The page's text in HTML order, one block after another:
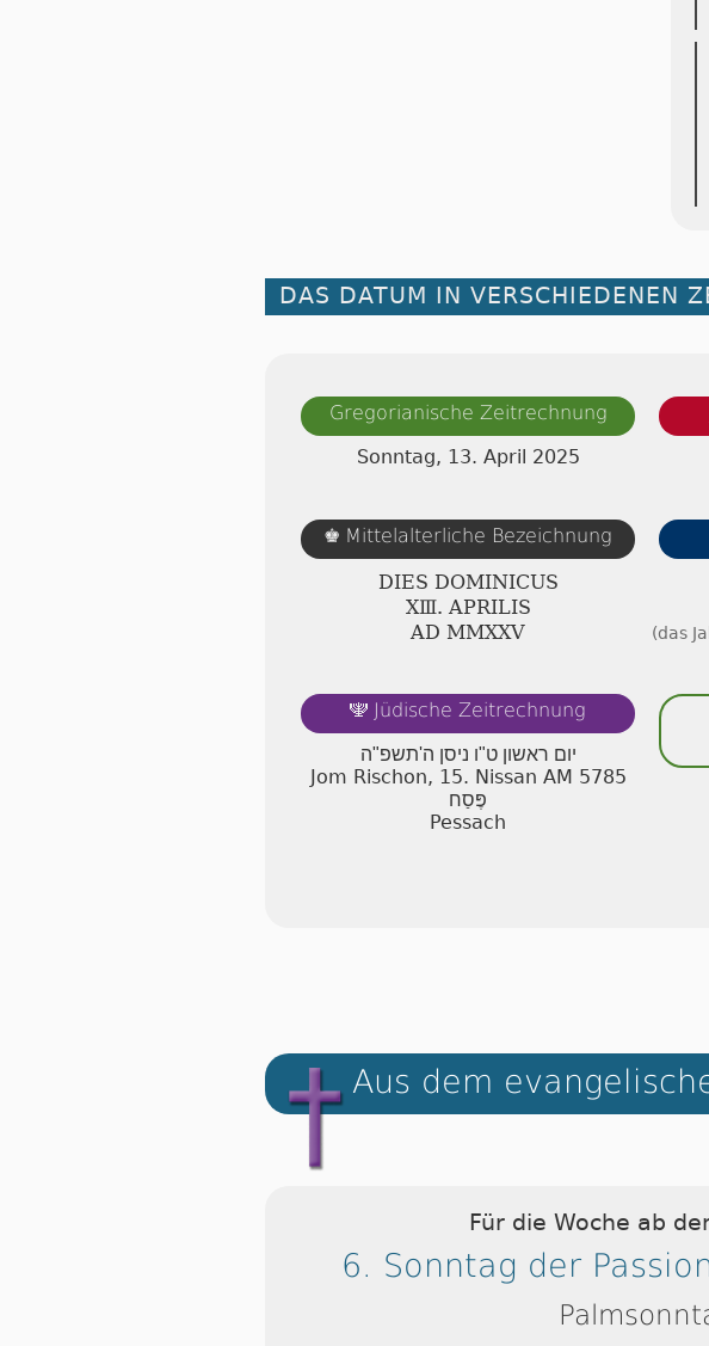
DAS DATUM IN VERSCHIEDENEN
Gregorianische Zeitrechnung
Sonntag, 13. April 2025
♚ Mittelalterliche Bezeichnung
DIES DOMINICUS
ⅩⅢ. APRILIS
AD ⅯⅯⅩⅩⅤ
(das
🕎 Jüdische Zeitrechnung
יום ראשון ט"ו ניסן ה'תשפ"ה
Jom Rischon, 15. Nissan AM 5785
פֶּסַח
Pessach
Aus dem
Für die Woche ab
6. Sonntag der